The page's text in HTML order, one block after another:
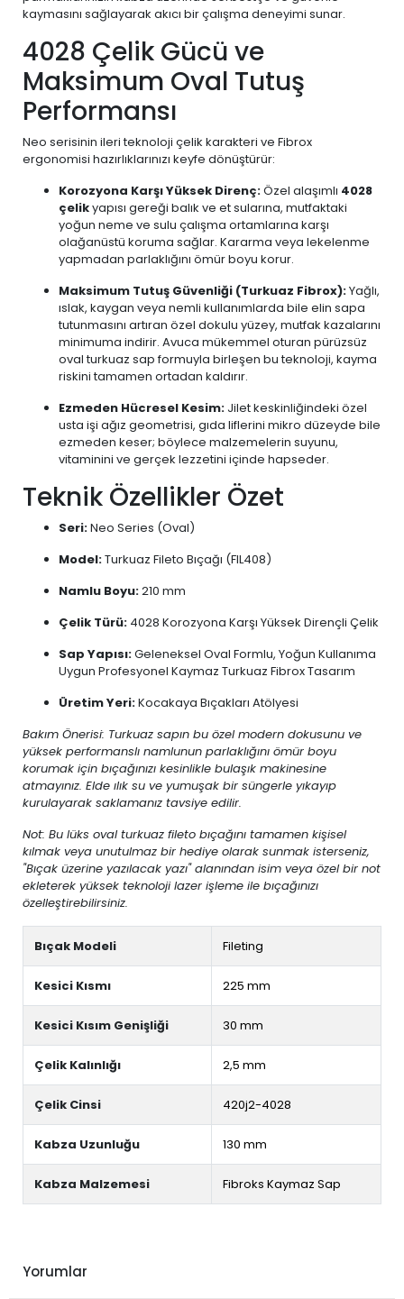
kaymasını sağlayarak akıcı bir çalışma deneyimi sunar.
4028 Çelik Gücü ve
Maksimum Oval Tutuş
Performansı
Neo serisinin ileri teknoloji çelik karakteri ve Fibrox
ergonomisi hazırlıklarınızı keyfe dönüştürür:
Korozyona Karşı Yüksek Direnç:Özel alaşımlı 4028
çelikyapısı gereği balık ve et sularına, mutfaktaki
yoğun neme ve sulu çalışma ortamlarına karşı
olağanüstü koruma sağlar. Kararma veya lekelenme
yapmadan parlaklığını ömür boyu korur.
Maksimum Tutuş Güvenliği (Turkuaz Fibrox):Yağlı,
ıslak, kaygan veya nemli kullanımlarda bile elin sapa
tutunmasını artıran özel dokulu yüzey, mutfak kazalarını
minimuma indirir. Avuca mükemmel oturan pürüzsüz
oval turkuaz sap formuyla birleşen bu teknoloji, kayma
riskini tamamen ortadan kaldırır.
Ezmeden Hücresel Kesim: Jilet keskinliğindeki özel
usta işi ağız geometrisi, gıda liflerini mikro düzeyde bile
ezmeden keser; böylece malzemelerin suyunu,
vitaminini ve gerçek lezzetini içinde hapseder.
Teknik Özellikler Özet
Seri:Neo Series (Oval)
Model:Turkuaz Fileto Bıçağı (FIL408)
Namlu Boyu:210 mm
Çelik Türü: 4028 Korozyona Karşı Yüksek Dirençli Çelik
Sap Yapısı:Geleneksel Oval Formlu, Yoğun Kullanıma
Uygun Profesyonel Kaymaz Turkuaz Fibrox Tasarım
Üretim Yeri:Kocakaya Bıçakları Atölyesi
Bakım Önerisi: Turkuaz sapın bu özel modern dokusunu ve
yüksek performanslı namlunun parlaklığını ömür boyu
korumak için bıçağınızı kesinlikle bulaşık makinesine
atmayınız. Elde ılık su ve yumuşak bir süngerle yıkayıp
kurulayarak saklamanız tavsiye edilir.
Not: Bu lüks oval turkuaz fileto bıçağını tamamen kişisel
kılmak veya unutulmaz bir hediye olarak sunmak isterseniz,
"Bıçak üzerine yazılacak yazı" alanından isim veya özel bir not
ekleterek yüksek teknoloji lazer işleme ile bıçağınızı
özelleştirebilirsiniz.
Bıçak Modeli Fileting
Kesici Kısmı 225 mm
Kesici Kısım Genişliği 30 mm
Çelik Kalınlığı 2,5 mm
Çelik Cinsi 420j2-4028
Kabza Uzunluğu 130 mm
Kabza Malzemesi Fibroks Kaymaz Sap
Yorumlar